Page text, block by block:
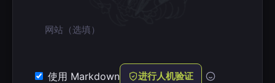
网站
使用 Markdown 进行人机验证